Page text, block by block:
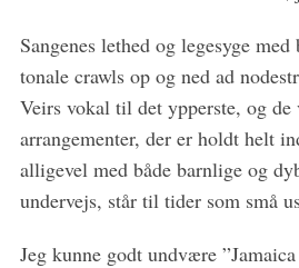
Sangenes lethed og legesyge
tonale crawls op og ned ad
Veirs vokal til det ypperste, og
arrangementer, der er holdt helt
alligevel med både barnlige og
undervejs, står til tider som små
Jeg kunne godt undvære
r